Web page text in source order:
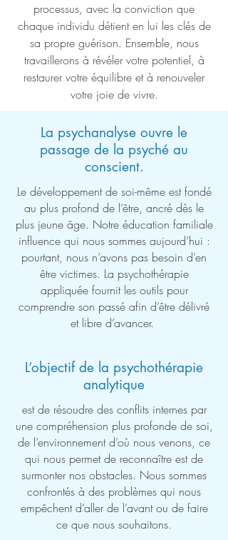
processus, avec la conviction que
chaque individu détient en lui les clés de
sa propre guérison. Ensemble, nous
travaillerons à révéler votre potentiel, à
restaurer votre équilibre et à renouveler
votre joie de vivre.
La psychanalyse ouvre le
passage de la psyché au
conscient.
Le développement de soi-même est fondé
au plus profond de l’être, ancré dès le
plus jeune âge. Notre éducation familiale
influence qui nous sommes aujourd’hui :
pourtant, nous n’avons pas besoin d’en
être victimes. La psychothérapie
appliquée fournit les outils pour
comprendre son passé afin d’être délivré
et libre d’avancer.
L’objectif de la psychothérapie
analytique
est de résoudre des conflits internes par
une compréhension plus profonde de soi,
de l’environnement d’où nous venons, ce
qui nous permet de reconnaître est de
surmonter nos obstacles. Nous sommes
confrontés à des problèmes qui nous
empêchent d’aller de l’avant ou de faire
ce que nous souhaitons.